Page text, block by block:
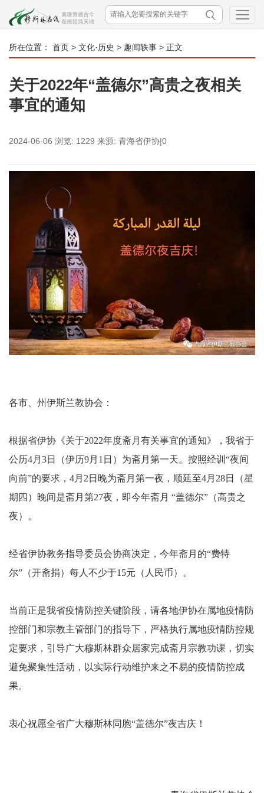
所在位置： 首页 > 文化·历史 > 趣闻轶事 > 正文
关于2022年“盖德尔”高贵之夜相关
事宜的通知
2024-06-06 浏览: 1229 来源: 青海省伊协|0
各市、州伊斯兰教协会：
根据省伊协《关于2022年度斋月有关事宜的通知》，我省于
公历4月3日（伊历9月1日）为斋月第一天。按照经训“夜间
向前”的要求，4月2日晚为斋月第一夜，顺延至4月28日（星
期四）晚间是斋月第27夜，即今年斋月 “盖德尔”（高贵之
夜）。
经省伊协教务指导委员会协商决定，今年斋月的“费特
尔”（开斋捐）每人不少于15元（人民币）。
当前正是我省疫情防控关键阶段，请各地伊协在属地疫情防
控部门和宗教主管部门的指导下，严格执行属地疫情防控规
定要求，引导广大穆斯林群众居家完成斋月宗教功课，切实
避免聚集性活动，以实际行动维护来之不易的疫情防控成
果。
衷心祝愿全省广大穆斯林同胞“盖德尔”夜吉庆！